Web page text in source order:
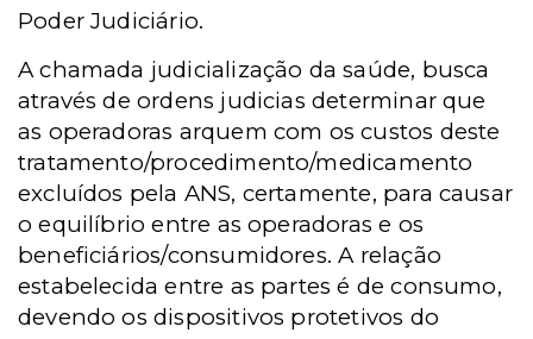
Poder Judiciário.
A chamada judicialização da saúde, busca
através de ordens judicias determinar que
as operadoras arquem com os custos deste
tratamento/procedimento/medicamento
excluídos pela ANS, certamente, para causar
o equilíbrio entre as operadoras e os
beneficiários/consumidores. A relação
estabelecida entre as partes é de consumo,
devendo os dispositivos protetivos do